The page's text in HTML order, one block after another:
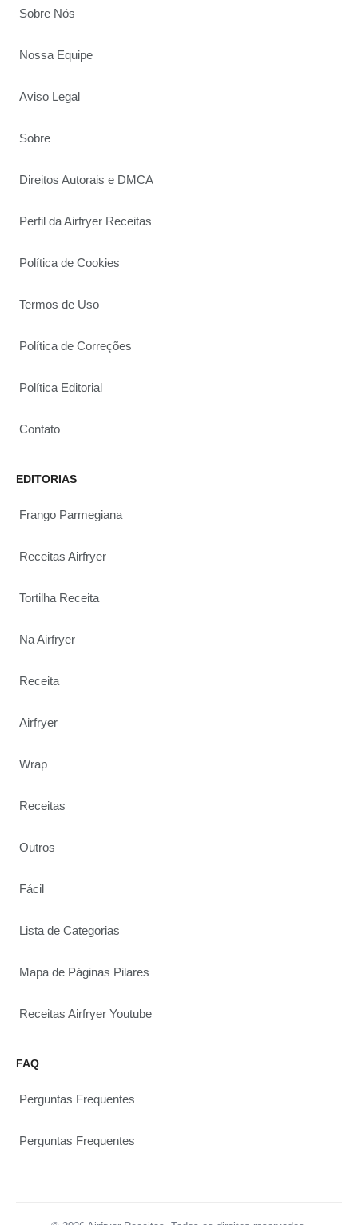
Sobre Nós
Nossa Equipe
Aviso Legal
Sobre
Direitos Autorais e DMCA
Perfil da Airfryer Receitas
Política de Cookies
Termos de Uso
Política de Correções
Política Editorial
Contato
EDITORIAS
Frango Parmegiana
Receitas Airfryer
Tortilha Receita
Na Airfryer
Receita
Airfryer
Wrap
Receitas
Outros
Fácil
Lista de Categorias
Mapa de Páginas Pilares
Receitas Airfryer Youtube
FAQ
Perguntas Frequentes
Perguntas Frequentes